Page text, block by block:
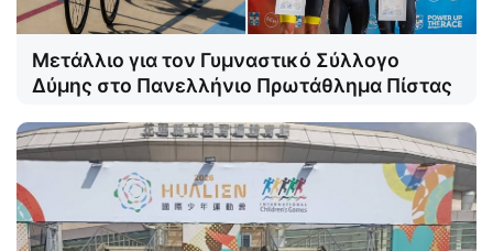
Μετάλλιο για τον Γυμναστικό Σύλλογο
Δύμης στο Πανελλήνιο Πρωτάθλημα Πίστας